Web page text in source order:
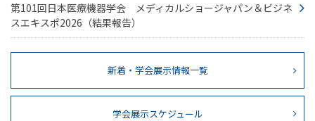
第101回日本医療機器学会 メディカルショージャパン＆ビジネ
スエキスポ2026（結果報告）
新着・学会展示情報一覧
学会展示スケジュール